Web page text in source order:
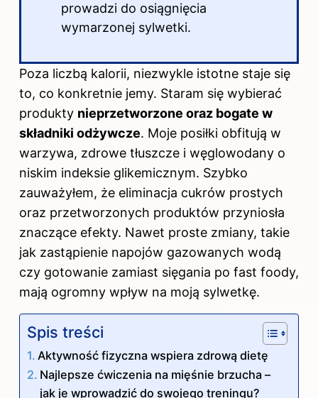
prowadzi do osiągnięcia
wymarzonej sylwetki.
Poza liczbą kalorii, niezwykle istotne staje się
to, co konkretnie jemy. Staram się wybierać
produkty nieprzetworzone oraz bogate w
składniki odżywcze. Moje posiłki obfitują w
warzywa, zdrowe tłuszcze i węglowodany o
niskim indeksie glikemicznym. Szybko
zauważyłem, że eliminacja cukrów prostych
oraz przetworzonych produktów przyniosła
znaczące efekty. Nawet proste zmiany, takie
jak zastąpienie napojów gazowanych wodą
czy gotowanie zamiast sięgania po fast foody,
mają ogromny wpływ na moją sylwetkę.
Spis treści
Aktywność fizyczna wspiera zdrową dietę
Najlepsze ćwiczenia na mięśnie brzucha –
jak je wprowadzić do swojego treningu?